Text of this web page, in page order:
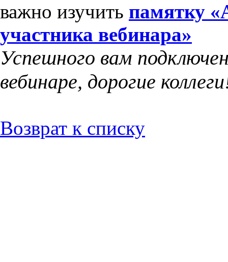
важно изучить памятку
участника вебинара»
Успешного вам
вебинаре, дорогие
Возврат к списку